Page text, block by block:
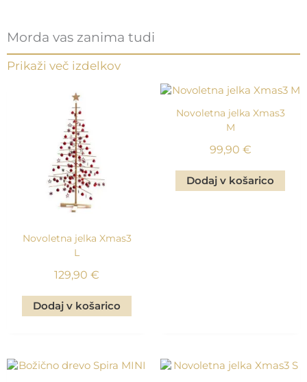
Morda vas zanima tudi
Prikaži več izdelkov
Novoletna jelka Xmas3
L
129,90 €
Dodaj v košarico
Novoletna jelka Xmas3
M
99,90 €
Dodaj v košarico